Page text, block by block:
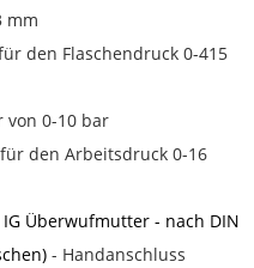
mm
den Flaschendruck 0-415
von 0-10 bar
den Arbeitsdruck 0-16
IG Überwufmutter - nach DIN
- Handanschluss